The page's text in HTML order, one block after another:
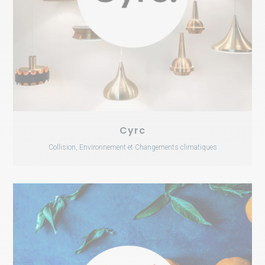
Cyrc
Collision, Environnement et Changements climatiques